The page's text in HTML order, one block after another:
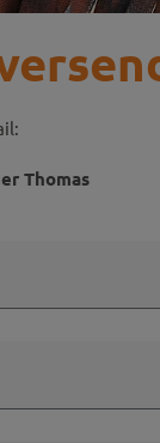
Thomas